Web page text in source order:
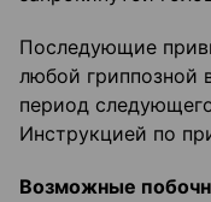
Последующие
любой гриппозной
период
Инструкцией по
Возможные